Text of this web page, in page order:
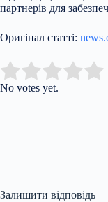
партнерів для
Оригінал статті:
Rate this item:
No votes yet.
Залишити відповідь